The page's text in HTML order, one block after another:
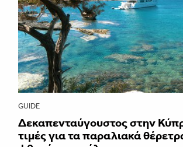
GUIDE
Δεκαπενταύγουστος στην
τιμές για τα παραλιακά